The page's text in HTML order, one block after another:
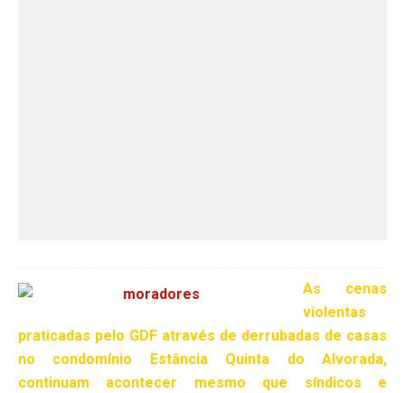
As cenas
violentas
praticadas pelo GDF através de derrubadas de casas
no condomínio Estância Quinta do Alvorada,
continuam acontecer mesmo que síndicos e